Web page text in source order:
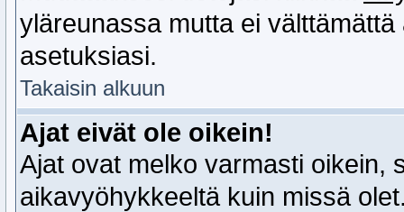
yläreunassa mutta ei
asetuksiasi.
Takaisin alkuun
Ajat eivät ole oikein!
Ajat ovat melko varmasti oikein,
aikavyöhykkeeltä kuin missä